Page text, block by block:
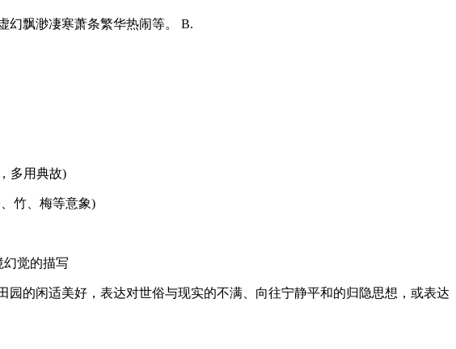
幻飘渺凄寒萧条繁华热闹等。 B.
多用典故)
竹、梅等意象)
觉的描写
的闲适美好，表达对世俗与现实的不满、向往宁静平和的归隐思想，或表达